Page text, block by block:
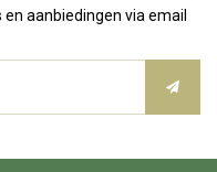
aanbiedingen via email